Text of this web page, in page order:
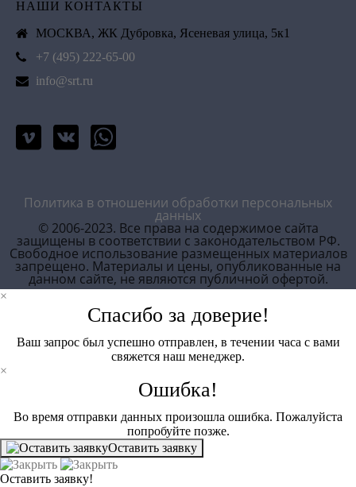
НАШИ КОНТАКТЫ
МОСКВА, ЖК Дубровка, Ясеневая улица, 5к1
+7 (495) 222-65-00
info@srt.ru
Политика в отношении обработки персональных
данных
© 2006-2023. Все права на содержимое сайта
защищены в соответствии с законодательством РФ.
Свободное использование размещенных материалов
запрещено. Материалы и цены, опубликованные на
данном сайте, не являются публичной офертой.
×
Спасибо за доверие!
Ваш запрос был успешно отправлен, в течении часа с вами
свяжется наш менеджер.
×
Ошибка!
Во время отправки данных произошла ошибка. Пожалуйста
попробуйте позже.
Оставить заявку
Оставить заявку!